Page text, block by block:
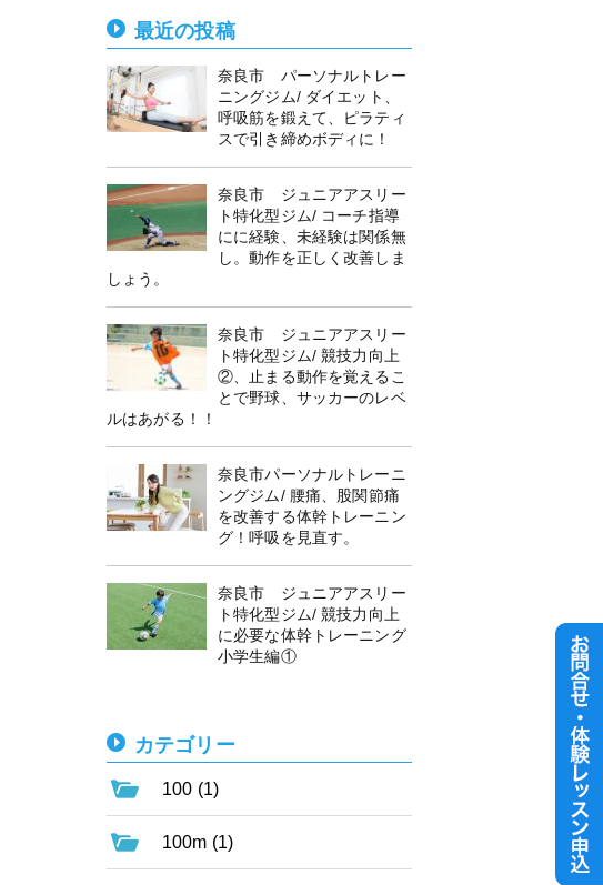
最近の投稿
奈良市 パーソナルトレー
ニングジム/ ダイエット、
呼吸筋を鍛えて、ピラティ
スで引き締めボディに！
奈良市 ジュニアアスリー
ト特化型ジム/ コーチ指導
にに経験、未経験は関係無
し。動作を正しく改善しま
しょう。
奈良市 ジュニアアスリー
ト特化型ジム/ 競技力向上
②、止まる動作を覚えるこ
とで野球、サッカーのレベ
ルはあがる！！
奈良市パーソナルトレーニ
ングジム/ 腰痛、股関節痛
を改善する体幹トレーニン
グ！呼吸を見直す。
奈良市 ジュニアアスリー
ト特化型ジム/ 競技力向上
に必要な体幹トレーニング
小学生編①
カテゴリー
100 (1)
100m (1)